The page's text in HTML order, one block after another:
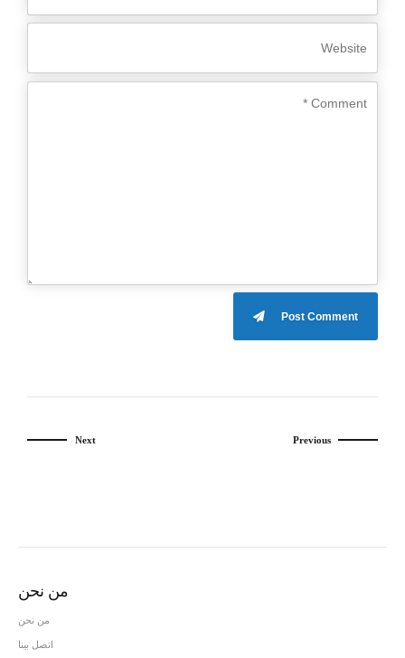
Post Comment
Previous
Next
من نحن
من نحن
اتصل بينا